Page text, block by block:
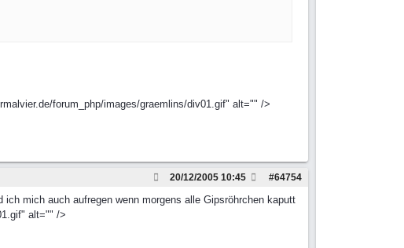
forum_php/images/graemlins/div01.gif" alt="" />
#64754
20/12/2005 10:45
mich auch aufregen wenn morgens alle Gipsröhrchen kaputt
alt="" />